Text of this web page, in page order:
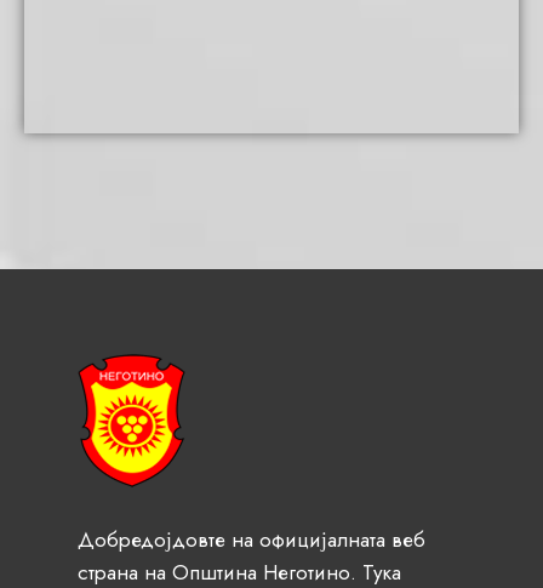
Добредојдовте на официјалната веб
страна на Општина Неготино. Тука